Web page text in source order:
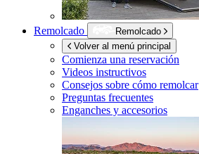
Remolcado
Remolcado
Volver al menú principal
Comienza una reservación
Videos instructivos
Consejos sobre cómo remolcar
Preguntas frecuentes
Enganches y accesorios